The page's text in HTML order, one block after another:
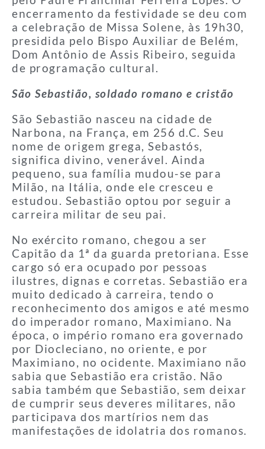
encerramento da festividade se deu com
a celebração de Missa Solene, às 19h30,
presidida pelo Bispo Auxiliar de Belém,
Dom Antônio de Assis Ribeiro, seguida
de programação cultural.
São Sebastião, soldado romano e cristão
São Sebastião nasceu na cidade de
Narbona, na França, em 256 d.C. Seu
nome de origem grega, Sebastós,
significa divino, venerável. Ainda
pequeno, sua família mudou-se para
Milão, na Itália, onde ele cresceu e
estudou. Sebastião optou por seguir a
carreira militar de seu pai.
No exército romano, chegou a ser
Capitão da 1ª da guarda pretoriana. Esse
cargo só era ocupado por pessoas
ilustres, dignas e corretas. Sebastião era
muito dedicado à carreira, tendo o
reconhecimento dos amigos e até mesmo
do imperador romano, Maximiano. Na
época, o império romano era governado
por Diocleciano, no oriente, e por
Maximiano, no ocidente. Maximiano não
sabia que Sebastião era cristão. Não
sabia também que Sebastião, sem deixar
de cumprir seus deveres militares, não
participava dos martírios nem das
manifestações de idolatria dos romanos.